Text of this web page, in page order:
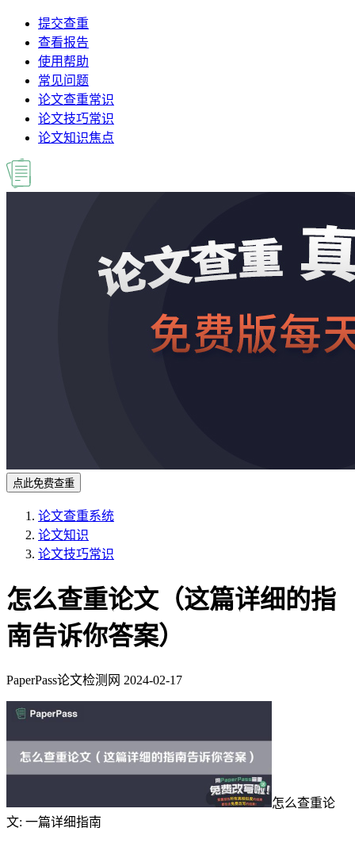
提交查重
查看报告
使用帮助
常见问题
论文查重常识
论文技巧常识
论文知识焦点
点此免费查重
论文查重系统
论文知识
论文技巧常识
怎么查重论文（这篇详细的指
南告诉你答案）
PaperPass论文检测网 2024-02-17
怎么查重论
文: 一篇详细指南